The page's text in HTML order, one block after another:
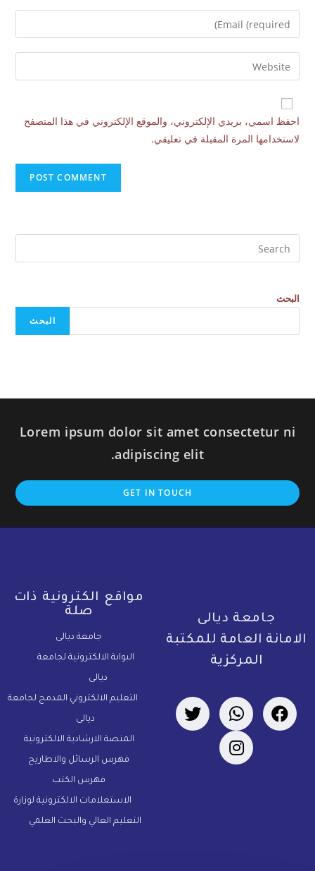
احفظ اسمي، بريدي الإلكتروني، والموقع الإلكتروني في هذا المتصفح
لاستخدامها المرة المقبلة في تعليقي.
البحث
البحث
Lorem ipsum dolor sit amet consectetur ni
adipiscing elit.
GET IN TOUCH
جامعة ديالى
العامة للمكتبة
المركزية
مواقع الكترونية ذات
صلة
جامعة ديالى
البوابة الالكترونية لجامعة
ديالى
التعليم الالكتروني المدمج لجامعة
ديالى
المنصة الارشادية الالكترونية
فهرس الرسائل والاطاريح
فهرس الكتب
الاستعلامات الالكترونية لوزارة
التعليم العالي والبحث العلمي